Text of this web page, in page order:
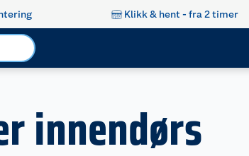
Klikk & hent - fra 2 timer
innendørs